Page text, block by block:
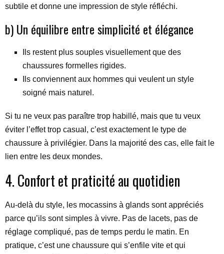
subtile et donne une impression de style réfléchi.
b) Un équilibre entre simplicité et élégance
Ils restent plus souples visuellement que des
chaussures formelles rigides.
Ils conviennent aux hommes qui veulent un style
soigné mais naturel.
Si tu ne veux pas paraître trop habillé, mais que tu veux
éviter l’effet trop casual, c’est exactement le type de
chaussure à privilégier. Dans la majorité des cas, elle fait le
lien entre les deux mondes.
4. Confort et praticité au quotidien
Au-delà du style, les mocassins à glands sont appréciés
parce qu’ils sont simples à vivre. Pas de lacets, pas de
réglage compliqué, pas de temps perdu le matin. En
pratique, c’est une chaussure qui s’enfile vite et qui